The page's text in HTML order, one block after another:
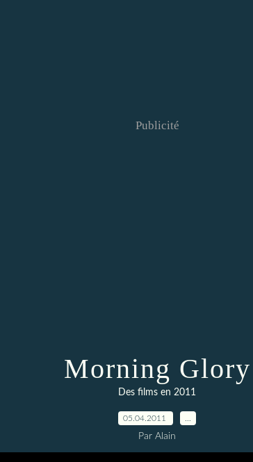
Publicité
Morning Glory
Des films en 2011
05.04.2011
Par Alain